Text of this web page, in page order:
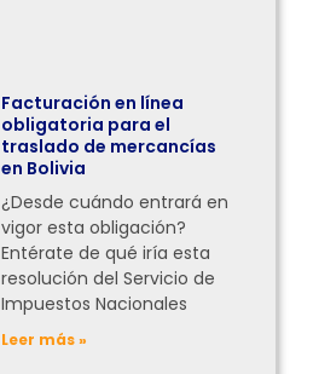
Facturación en línea
obligatoria para el
traslado de mercancías
en Bolivia
¿Desde cuándo entrará en
vigor esta obligación?
Entérate de qué iría esta
resolución del Servicio de
Impuestos Nacionales
Leer más »